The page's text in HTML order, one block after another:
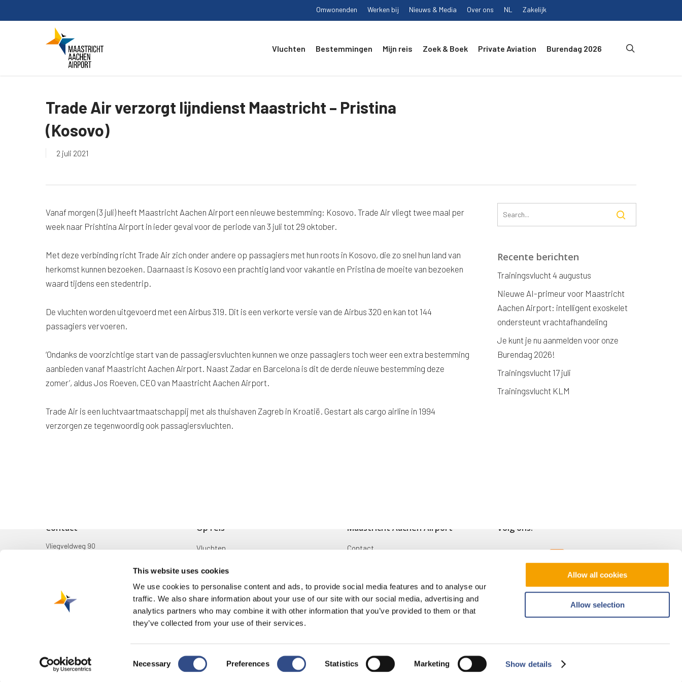
This website uses cookies
We use cookies to personalise content and ads, to provide social media features and to analyse our
traffic. We also share information about your use of our site with our social media, advertising and
analytics partners who may combine it with other information that you’ve provided to them or that
they’ve collected from your use of their services.
Selection
Necessary Preferences Statistics Marketing Show details
Allow all cookies
Allow selection
to
Omwonenden Werken bij Nieuws & Media Over ons NL Zakelijk
Vluchten Bestemmingen Mijn reis Zoek & Boek Private Aviation Burendag 2026
Trade Air verzorgt lijndienst Maastricht – Pristina
(Kosovo)
2 juli 2021
Vanaf morgen (3 juli) heeft Maastricht Aachen Airport een nieuwe bestemming: Kosovo. Trade Air vliegt twee maal per
week naar Prishtina Airport in ieder geval voor de periode van 3 juli tot 29 oktober.
Met deze verbinding richt Trade Air zich onder andere op passagiers met hun roots in Kosovo, die zo snel hun land van
herkomst kunnen bezoeken. Daarnaast is Kosovo een prachtig land voor vakantie en Pristina de moeite van bezoeken
waard tijdens een stedentrip.
De vluchten worden uitgevoerd met een Airbus 319. Dit is een verkorte versie van de Airbus 320 en kan tot 144
passagiers vervoeren.
‘Ondanks de voorzichtige start van de passagiersvluchten kunnen we onze passagiers toch weer een extra bestemming
aanbieden vanaf Maastricht Aachen Airport. Naast Zadar en Barcelona is dit de derde nieuwe bestemming deze
zomer’, aldus Jos Roeven, CEO van Maastricht Aachen Airport.
Trade Air is een luchtvaartmaatschappij met als thuishaven Zagreb in Kroatië. Gestart als cargo airline in 1994
verzorgen ze tegenwoordig ook passagiersvluchten.
Recente berichten
Trainingsvlucht 4 augustus
Nieuwe AI-primeur voor Maastricht
Aachen Airport: intelligent exoskelet
ondersteunt vrachtafhandeling
Je kunt je nu aanmelden voor onze
Burendag 2026!
Trainingsvlucht 17 juli
Trainingsvlucht KLM
Contact
Vliegveldweg 90
infodesk@maa.nl
Op reis
Vluchten
Bestemmingen
Mijn reis
Zoek & Boek
Maastricht Aachen Airport
Contact
Voorwaarden en reglementen
Disclaimer
Volg ons!
© 2026 Maastricht Aachen Airport. | Privacyverklaring|Cookieverklaring
wijzigen